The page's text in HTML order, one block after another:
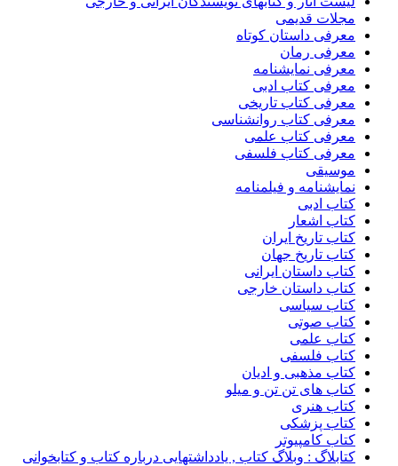
مجلات قدیمی
معرفی داستان کوتاه
معرفی رمان
معرفی نمایشنامه
معرفی کتاب ادبی
معرفی کتاب تاریخی
معرفی کتاب روانشناسی
معرفی کتاب علمی
معرفی کتاب فلسفی
موسیقی
نمایشنامه و فیلمنامه
کتاب ادبی
کتاب اشعار
کتاب تاریخ ایران
کتاب تاریخ جهان
کتاب داستان ایرانی
کتاب داستان خارجی
کتاب سیاسی
کتاب صوتی
کتاب علمی
کتاب فلسفی
کتاب مذهبی و ادیان
کتاب های تن تن و میلو
کتاب هنری
کتاب پزشکی
کتاب کامپیوتر
کتابلاگ : وبلاگ کتاب , یادداشتهایی درباره کتاب و کتابخوانی